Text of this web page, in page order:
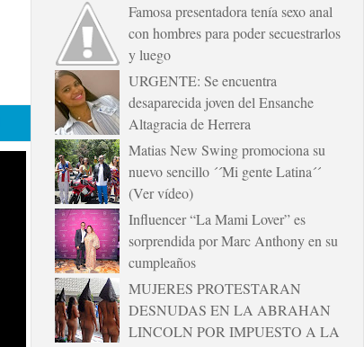
Famosa presentadora tenía sexo anal
con hombres para poder secuestrarlos
y luego
URGENTE: Se encuentra
desaparecida joven del Ensanche
Altagracia de Herrera
Matias New Swing promociona su
nuevo sencillo ´´Mi gente Latina´´
(Ver vídeo)
Influencer “La Mami Lover” es
sorprendida por Marc Anthony en su
cumpleaños
MUJERES PROTESTARAN
DESNUDAS EN LA ABRAHAN
LINCOLN POR IMPUESTO A LA